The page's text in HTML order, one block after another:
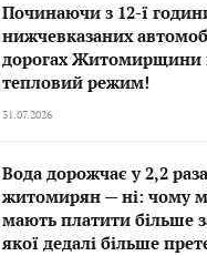
Починаючи з 12-ї
нижчевказаних
дорогах Житомирщини
тепловий режим!
31.07.2026
Вода дорожчає у 2,2
житомирян — ні: чому
мають платити більше
якої дедалі більше